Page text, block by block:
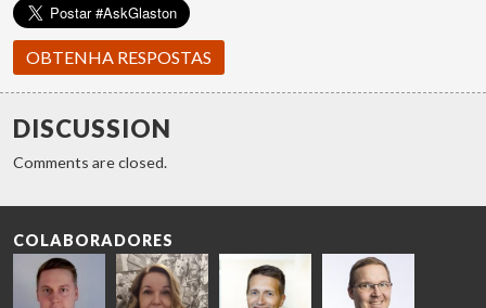
OBTENHA RESPOSTAS
DISCUSSION
Comments are closed.
COLABORADORES